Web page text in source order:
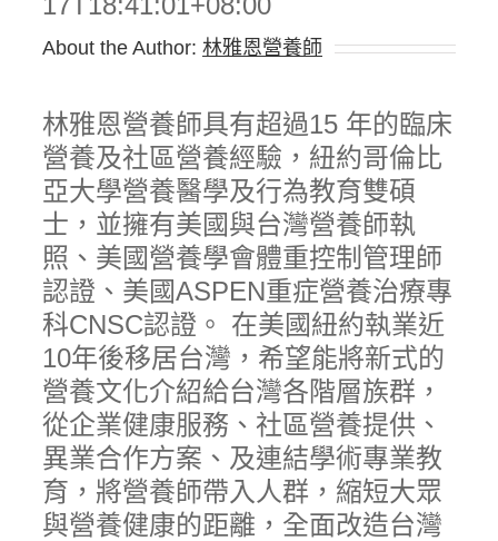
About the Author: 林雅恩營養師
林雅恩營養師具有超過15 年的臨床
營養及社區營養經驗，紐約哥倫比
亞大學營養醫學及行為教育雙碩
士，並擁有美國與台灣營養師執
照、美國營養學會體重控制管理師
認證、美國ASPEN重症營養治療專
科CNSC認證。 在美國紐約執業近
10年後移居台灣，希望能將新式的
營養文化介紹給台灣各階層族群，
從企業健康服務、社區營養提供、
異業合作方案、及連結學術專業教
育，將營養師帶入人群，縮短大眾
與營養健康的距離，全面改造台灣